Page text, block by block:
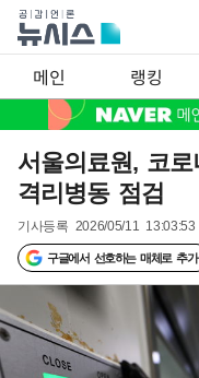
메인 랭킹
서울의료원, 코
격리병동 점검
기사등록 2026/05/11 13:03:53
구글에서 선호하는 매체로 추가